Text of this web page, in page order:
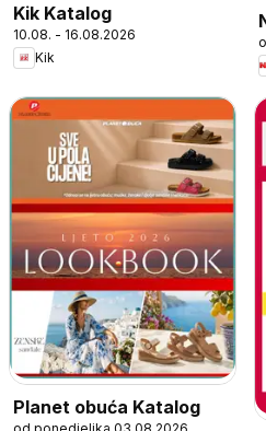
Kik Katalog
10.08. - 16.08.2026
Kik
Planet obuća Katalog